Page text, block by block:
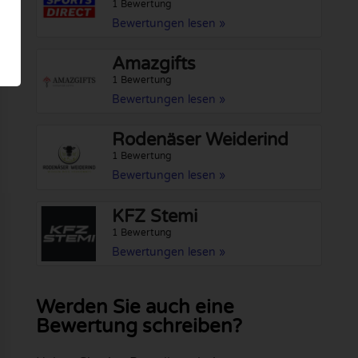
1 Bewertung
Bewertungen lesen »
Amazgifts
1 Bewertung
Bewertungen lesen »
Rodenäser Weiderind
1 Bewertung
Bewertungen lesen »
KFZ Stemi
1 Bewertung
Bewertungen lesen »
Werden Sie auch eine
Bewertung schreiben?